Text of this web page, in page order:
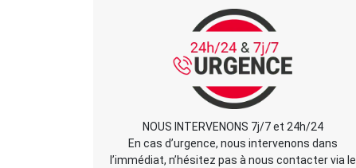
NOUS INTERVENONS 7j/7 et 24h/24
En cas d’urgence, nous intervenons dans
l’immédiat, n’hésitez pas à nous contacter via le